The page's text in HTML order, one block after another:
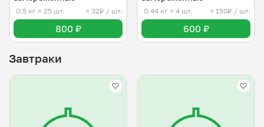
0.5 кг ≈ 25 шт. ≈ 32₽ / шт.
800 ₽
0.44 кг ≈ 4 шт. ≈ 150₽ / шт.
600 ₽
Завтраки